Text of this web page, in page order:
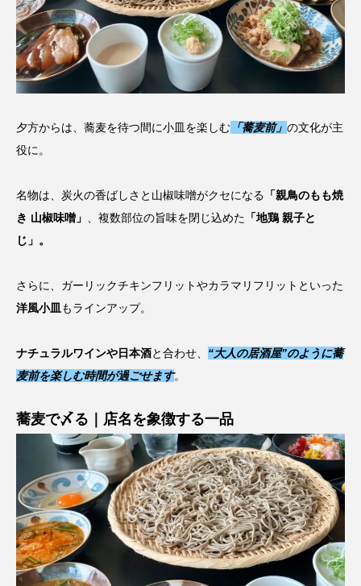
夕方からは、蕎麦を待つ間に小皿を楽しむ 「蕎麦前」 の文化が主
役に。
名物は、炭火の香ばしさと山椒味噌がクセになる 「親鳥のもも焼
き 山椒味噌」
、複数部位の旨味を閉じ込めた 「地鶏 親子と
じ」。
さらに、ガーリックチキンフリットやカラマリフリットといった
洋風小皿 もラインアップ。
ナチュラルワインや日本酒と合わせ、 “大人の居酒屋”のように蕎
麦前を楽しむ時間が過ごせます。
蕎麦で〆る｜店名を象徴する一品